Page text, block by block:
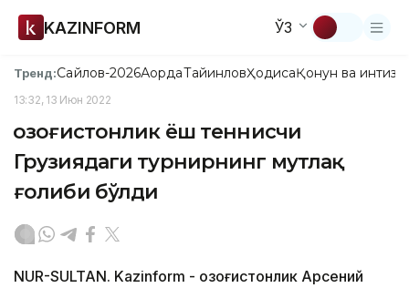
KAZINFORM ЎЗ
Тренд:Сайлов-2026АқордаТайинловҲодисаҚонун ва
13:32, 13 Июн 2022
Қозоғистонлик ёш теннисчи
Грузиядаги турнирнинг мутлақ
ғолиби бўлди
NUR-SULTAN. Kazinform - Қозоғистонлик Арсений